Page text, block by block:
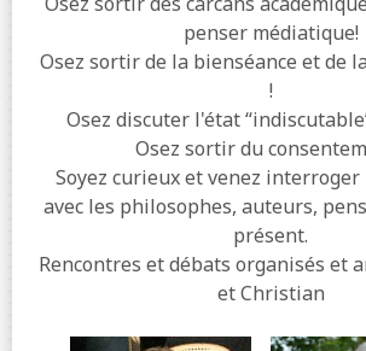
penser médiatique!
Osez sortir de la bienséance et de
!
Osez discuter l'état
Osez sortir du
Soyez curieux et venez
avec les philosophes, auteurs,
présent.
Rencontres et débats organisés et
et Christian